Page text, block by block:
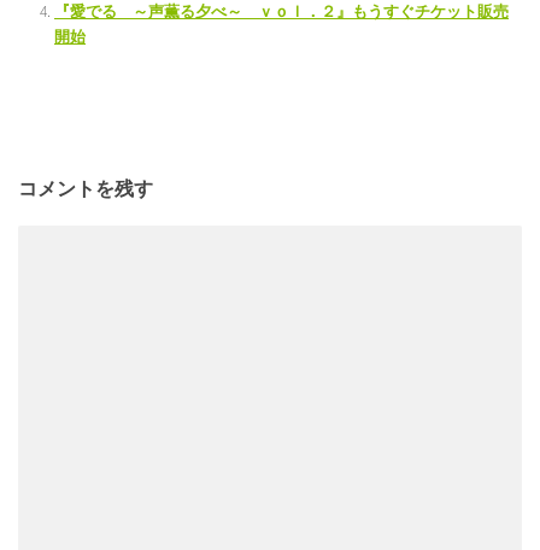
『愛でる ～声薫る夕べ～ ｖｏｌ．２』もうすぐチケット販売
開始
コメントを残す